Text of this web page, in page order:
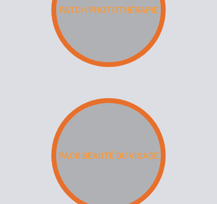
PATCH PHOTOTHÉRAPIE
PACK BEAUTÉ DU VISAGE